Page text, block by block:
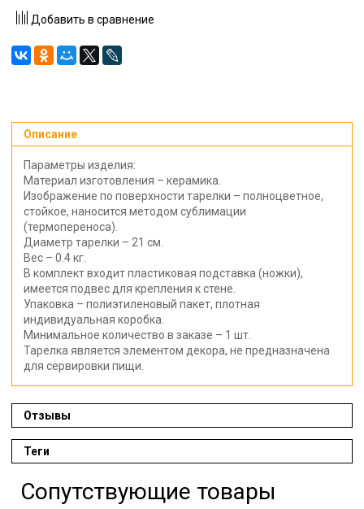
Добавить в сравнение
Описание
Параметры изделия:
Материал изготовления – керамика.
Изображение по поверхности тарелки – полноцветное,
стойкое, наносится методом сублимации
(термопереноса).
Диаметр тарелки – 21 см.
Вес – 0.4 кг.
В комплект входит пластиковая подставка (ножки),
имеется подвес для крепления к стене.
Упаковка – полиэтиленовый пакет, плотная
индивидуальная коробка.
Минимальное количество в заказе – 1 шт.
Тарелка является элементом декора, не предназначена
для сервировки пищи.
Отзывы
Теги
Сопутствующие товары